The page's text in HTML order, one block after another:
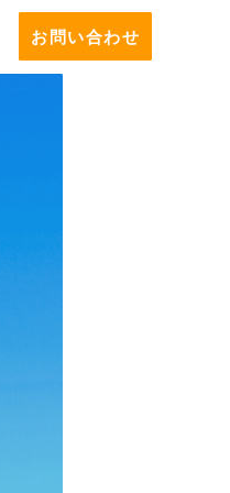
お問い合わせ